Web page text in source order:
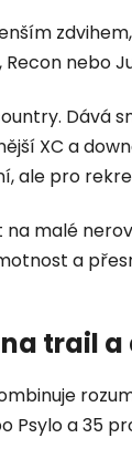
nebo
XC a
ale pro
malé
a
trail
Psylo a 35